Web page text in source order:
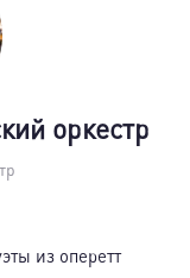
из оперетт
оркестр